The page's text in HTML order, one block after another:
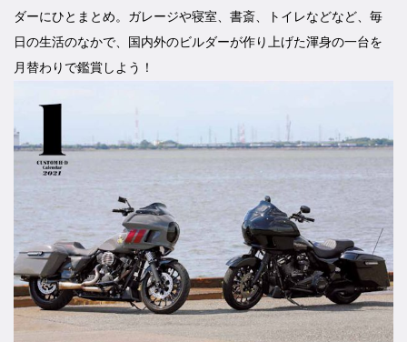
ダーにひとまとめ。ガレージや寝室、書斎、トイレなどなど、毎
日の生活のなかで、国内外のビルダーが作り上げた渾身の一台を
月替わりで鑑賞しよう！